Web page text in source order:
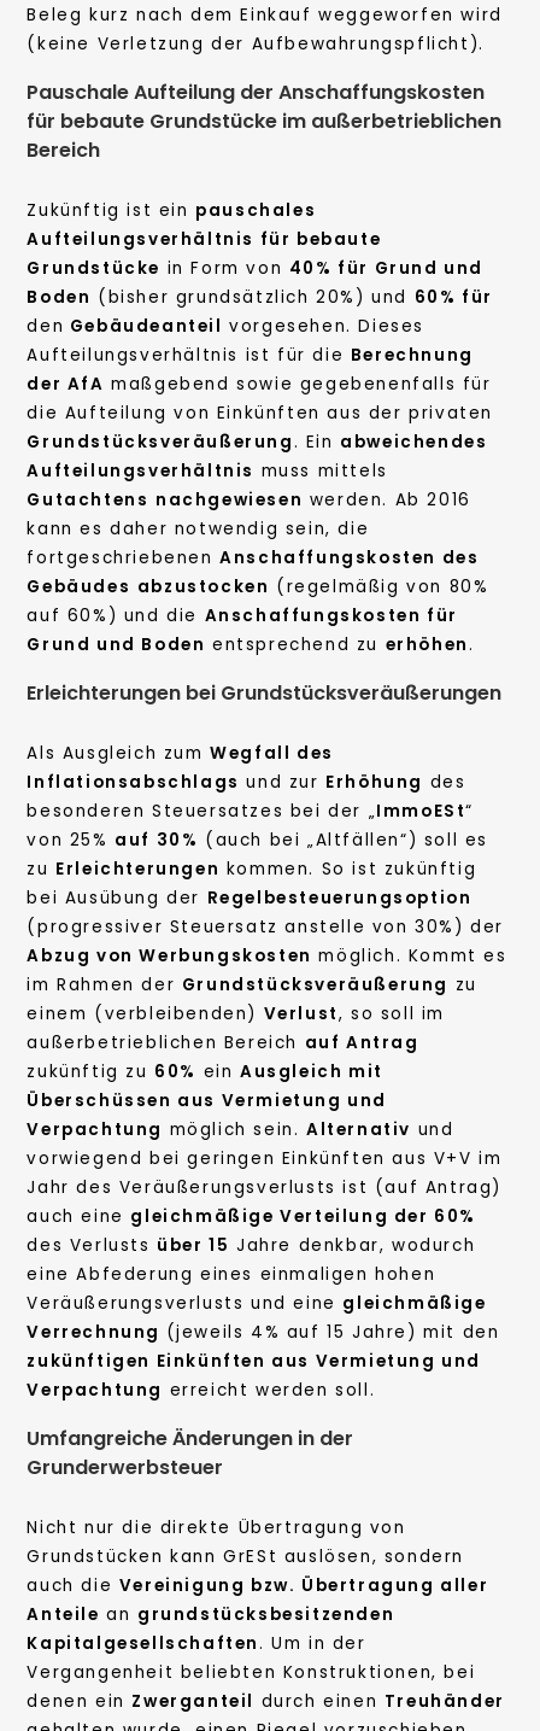
Beleg kurz nach dem Einkauf weggeworfen wird
(keine Verletzung der Aufbewahrungspflicht).
Pauschale Aufteilung der Anschaffungskosten
für bebaute Grundstücke im außerbetrieblichen
Bereich
Zukünftig ist ein pauschales
Aufteilungsverhältnis für bebaute
Grundstücke in Form von 40% für Grund und
Boden (bisher grundsätzlich 20%) und 60% für
den Gebäudeanteil vorgesehen. Dieses
Aufteilungsverhältnis ist für die Berechnung
der AfA maßgebend sowie gegebenenfalls für
die Aufteilung von Einkünften aus der privaten
Grundstücksveräußerung. Ein abweichendes
Aufteilungsverhältnis muss mittels
Gutachtens nachgewiesen werden. Ab 2016
kann es daher notwendig sein, die
fortgeschriebenenAnschaffungskosten des
Gebäudes abzustocken (regelmäßig von 80%
auf 60%) und die Anschaffungskosten für
Grund und Boden entsprechend zu erhöhen.
Erleichterungen bei Grundstücksveräußerungen
Als Ausgleich zumWegfall des
Inflationsabschlags und zur Erhöhung des
besonderen Steuersatzes bei der „ImmoESt“
von 25% auf 30% (auch bei „Altfällen“) soll es
zu Erleichterungen kommen. So ist zukünftig
bei Ausübung der Regelbesteuerungsoption
(progressiver Steuersatz anstelle von 30%) der
Abzug von Werbungskosten möglich. Kommt es
im Rahmen der Grundstücksveräußerung zu
einem (verbleibenden) Verlust, so soll im
außerbetrieblichen Bereich auf Antrag
zukünftig zu 60% einAusgleich mit
Überschüssen aus Vermietung und
Verpachtung möglich sein. Alternativ und
vorwiegend bei geringen Einkünften aus V+V im
Jahr des Veräußerungsverlusts ist (auf Antrag)
auch eine gleichmäßige Verteilung der 60%
des Verlusts über 15 Jahre denkbar, wodurch
eine Abfederung eines einmaligen hohen
Veräußerungsverlusts und eine gleichmäßige
Verrechnung (jeweils 4% auf 15 Jahre) mit den
zukünftigen Einkünften aus Vermietung und
Verpachtung erreicht werden soll.
Umfangreiche Änderungen in der
Grunderwerbsteuer
Nicht nur die direkte Übertragung von
Grundstücken kann GrESt auslösen, sondern
auch die Vereinigung bzw. Übertragung aller
Anteile an grundstücksbesitzenden
Kapitalgesellschaften. Um in der
Vergangenheit beliebten Konstruktionen, bei
denen ein Zwerganteil durch einen Treuhänder